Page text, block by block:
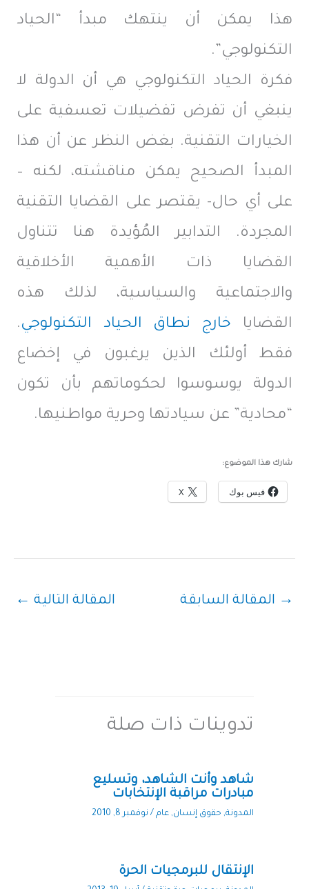
هذا يمكن أن ينتهك مبدأ “الحياد
التكنولوجي”.
فكرة الحياد التكنولوجي هي أن الدولة لا
ينبغي أن تفرض تفضيلات تعسفية على
الخيارات التقنية. بغض النظر عن أن هذا
المبدأ الصحيح يمكن مناقشته، لكنه –
على أي حال- يقتصر على القضايا التقنية
المجردة. التدابير المُؤيدة هنا تتناول
القضايا ذات الأهمية الأخلاقية
والاجتماعية والسياسية، لذلك هذه
القضايا خارج نطاق الحياد التكنولوجي.
فقط أولئك الذين يرغبون في إخضاع
الدولة يوسوسوا لحكوماتهم بأن تكون
“محادية” عن سيادتها وحرية مواطنيها.
شارك هذا الموضوع:
فيس بوك X
→ المقالة السابقة المقالة التالية ←
تدوينات ذات صلة
شاهد وأنت الشاهد، وتسليع
مبادرات مراقبة الإنتخابات
المدونة, حقوق إنسان, عام / نوفمبر 8, 2010
الإنتقال للبرمجيات الحرة